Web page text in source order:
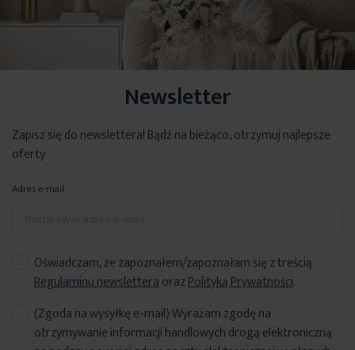
Newsletter
Zapisz się do newslettera! Bądź na bieżąco, otrzymuj najlepsze
oferty
Adres e-mail
Oświadczam, że zapoznałem/zapoznałam się z treścią
Regulaminu newsletteraorazPolityką Prywatności.
(Zgoda na wysyłkę e-mail) Wyrażam zgodę na
otrzymywanie informacji handlowych drogą elektroniczną